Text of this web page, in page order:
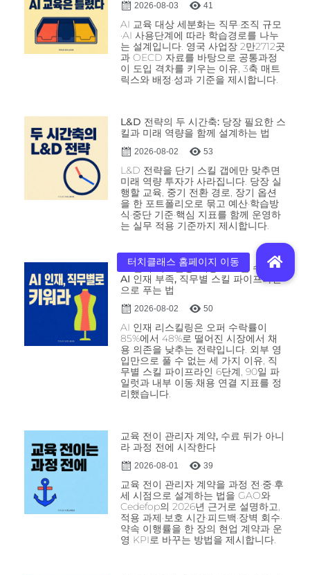
2026-08-03 41
AI 교육 대상 세분화는 직무·조직 규모
·AI 사용단계에 따라 학습경로를 나누
는 설계입니다. 영국 사업장 2만2712곳
과 OECD 자료를 바탕으로 공통과정
이 도입 격차를 키우는 이유, 3축 매트
릭스와 배정·성과 기준을 제시합니다.
L&D 전략의 두 시간축: 당장 필요한 스
킬과 미래 역량을 함께 설계하는 법
2026-08-02 53
L&D 전략을 단기 스킬 갭에만 맞추면
미래 역량 투자가 사라집니다. 당장 실
행할 교육, 중기 전환 경로, 장기 옵션
을 한 포트폴리오로 묶고 예산·학습방
식·중단 기준·핵심 지표를 함께 운영하
는 실무 적용 기준까지 제시합니다.
AI 인재 리스킬링: 채용으로 풀 수 없는
AI 인재 부족, 직무별 스킬 파이프라인
으로 푸는 법
2026-08-02 50
AI 인재 리스킬링은 오퍼 수락률이
85%에서 48%로 떨어진 시장에서 채
용 의존을 낮추는 전략입니다. 외부 영
입만으로 풀 수 없는 세 가지 이유, 직
무별 스킬 파이프라인 6단계, 90일 파
일럿과 내부 이동·채용 연결 지표를 정
리했습니다.
교육 전이 관리자 계약, 수료 뒤가 아니
라 과정 전에 시작한다
2026-08-01 39
교육 전이 관리자 계약을 과정 전·중·후
세 시점으로 설계하는 법을 GAO와
Cedefop의 2026년 근거로 설명하고,
적용 과제·보호 시간·피드백·장벽 회수·
약속 이행률을 한 장의 현업 계약과 운
영 KPI로 바꾸는 방법을 제시합니다.